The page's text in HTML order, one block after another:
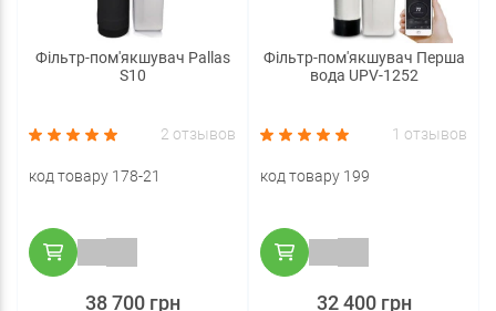
Фільтр-пом'якшувач Pallas
S10
2 отзывов
код товару 178-21
38 700 грн
Фільтр-пом'якшувач Перша
вода UPV-1252
1 отзывов
код товару 199
32 400 грн